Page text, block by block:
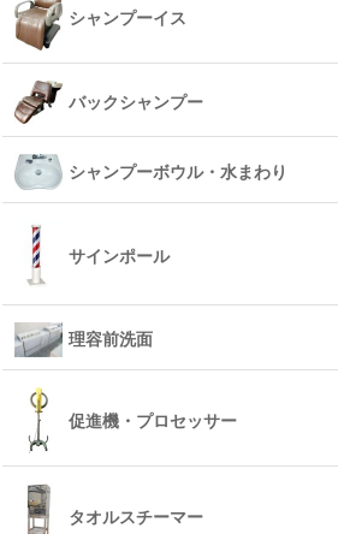
シャンプーイス
バックシャンプー
シャンプーボウル・水まわり
サインポール
理容前洗面
促進機・プロセッサー
タオルスチーマー